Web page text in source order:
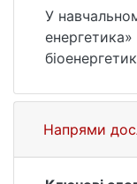
У
зокрема
Напрями